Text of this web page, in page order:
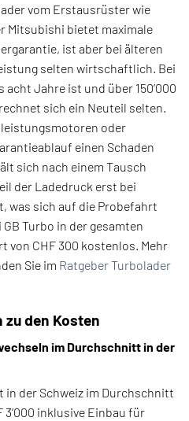
vom Erstausrüster wie
Mitsubishi bietet maximale
ist aber bei älteren
selten wirtschaftlich. Bei
acht Jahre ist und über 150’000
sich ein Neuteil selten.
oder
einen Schaden
sich nach einem Tausch
der Ladedruck erst bei
was sich auf die Probefahrt
Turbo in der gesamten
von CHF 300 kostenlos. Mehr
Sie im Ratgeber Turbolader
den Kosten
im Durchschnitt in der
der Schweiz im Durchschnitt
3’000 inklusive Einbau für